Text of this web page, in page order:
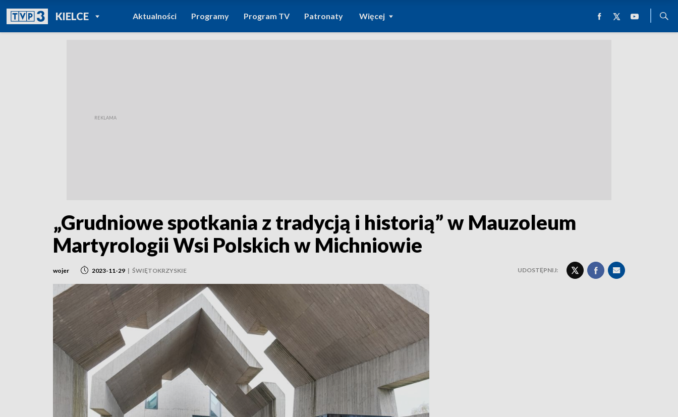
KIELCEPOWRÓT DO
TVP REGIONY
Aktualności Programy Program TV Patronaty Więcej
„Grudniowe spotkania z tradycją i historią” w Mauzoleum
Martyrologii Wsi Polskich w Michniowie
wojer 2023-11-29 | ŚWIĘTOKRZYSKIE UDOSTĘPNIJ: